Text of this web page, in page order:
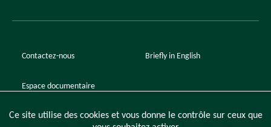
Contactez-nous Briefly in English
Espace documentaire
Ce site utilise des cookies et vous donne le contrôle sur ceux que